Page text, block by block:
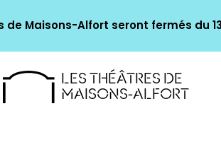
de Maisons-Alfort seront fermés du
LES THÉÂTRES DE
MAISONS-ALFORT